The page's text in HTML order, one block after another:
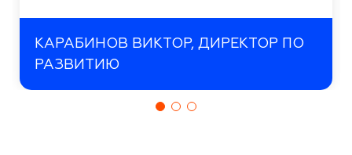
КАРАБИНОВ ВИКТОР, ДИРЕКТОР ПО
РАЗВИТИЮ